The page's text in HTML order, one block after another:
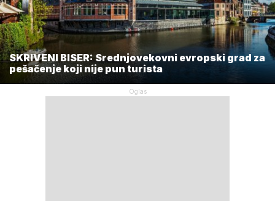
SKRIVENI BISER: Srednjovekovni evropski grad za
pešačenje koji nije pun turista